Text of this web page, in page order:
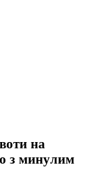
на
з минулим